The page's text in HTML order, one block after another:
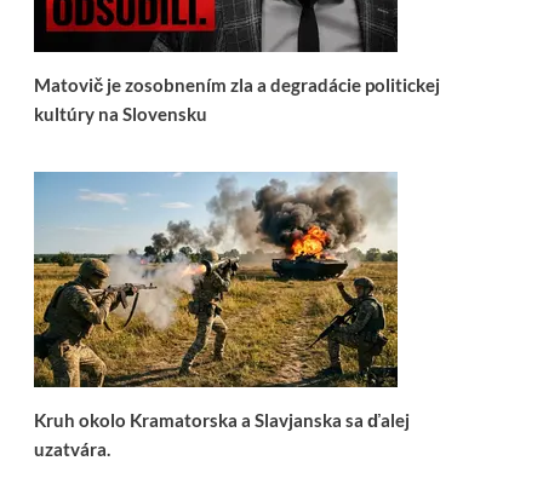
Matovič je zosobnením zla a degradácie politickej
kultúry na Slovensku
Kruh okolo Kramatorska a Slavjanska sa ďalej
uzatvára.